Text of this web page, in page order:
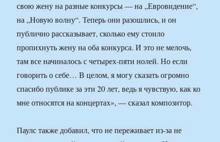
свою жену на разные конкурсы — на „Евровидение“,
на „Новую волну“. Теперь они разошлись, и он
публично рассказывает, сколько ему стоило
пропихнуть жену на оба конкурса. И это не мелочь,
там все начиналось с четырех-пяти нолей. Но если
говорить о себе… В целом, я могу сказать огромно
спасибо публике за эти 20 лет, ведь я чувствую, как ко
мне относятся на концертах», — сказал композитор.
Паулс также добавил, что не переживает из-за не